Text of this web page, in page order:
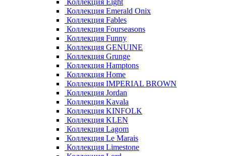
Коллекция Eight
Коллекция Emerald Onix
Коллекция Fables
Коллекция Fourseasons
Коллекция Funny
Коллекция GENUINE
Коллекция Grunge
Коллекция Hamptons
Коллекция Home
Коллекция IMPERIAL BROWN
Коллекция Jordan
Коллекция Kavala
Коллекция KINFOLK
Коллекция KLEN
Коллекция Lagom
Коллекция Le Marais
Коллекция Limestone